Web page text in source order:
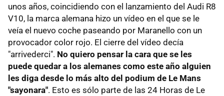
unos años, coincidiendo con el lanzamiento del Audi R8
V10, la marca alemana hizo un vídeo en el que se le
veía el nuevo coche paseando por Maranello con un
provocador color rojo. El cierre del vídeo decía
"arrivederci". No quiero pensar la cara que se les
puede quedar a los alemanes como este año alguien
les diga desde lo más alto del podium de Le Mans
"sayonara". Esto es sólo parte de las 24 Horas de Le